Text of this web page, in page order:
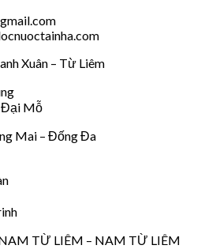
Xuân – Từ Liêm
Đại Mỗ
Mai – Đống Đa
TỪ LIÊM – NAM TỪ LIÊM